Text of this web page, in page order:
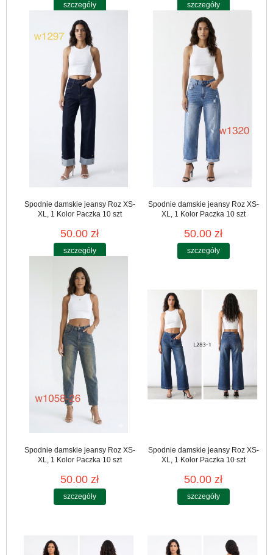
szczegóły szczegóły
Spodnie damskie jeansy Roz XS-
XL, 1 Kolor Paczka 10 szt
50.00 zł
szczegóły
Spodnie damskie jeansy Roz XS-
XL, 1 Kolor Paczka 10 szt
50.00 zł
szczegóły
Spodnie damskie jeansy Roz XS-
XL, 1 Kolor Paczka 10 szt
50.00 zł
szczegóły
Spodnie damskie jeansy Roz XS-
XL, 1 Kolor Paczka 10 szt
50.00 zł
szczegóły